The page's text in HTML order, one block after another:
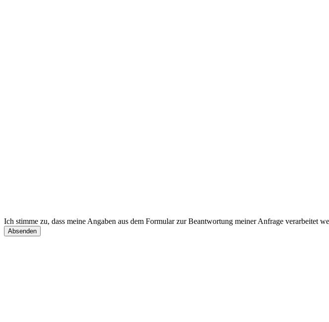
Ich stimme zu, dass meine Angaben aus dem Formular zur Beantwortung meiner Anfrage verarbeitet
Absenden